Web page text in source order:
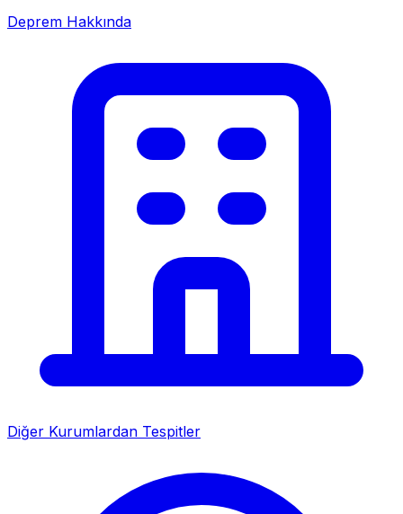
Deprem Hakkında
Diğer Kurumlardan Tespitler